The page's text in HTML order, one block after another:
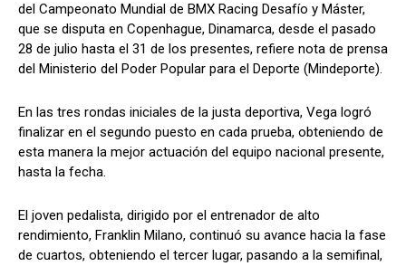
del Campeonato Mundial de BMX Racing Desafío y Máster,
que se disputa en Copenhague, Dinamarca, desde el pasado
28 de julio hasta el 31 de los presentes, refiere nota de prensa
del Ministerio del Poder Popular para el Deporte (Mindeporte).
En las tres rondas iniciales de la justa deportiva, Vega logró
finalizar en el segundo puesto en cada prueba, obteniendo de
esta manera la mejor actuación del equipo nacional presente,
hasta la fecha.
El joven pedalista, dirigido por el entrenador de alto
rendimiento, Franklin Milano, continuó su avance hacia la fase
de cuartos, obteniendo el tercer lugar, pasando a la semifinal,